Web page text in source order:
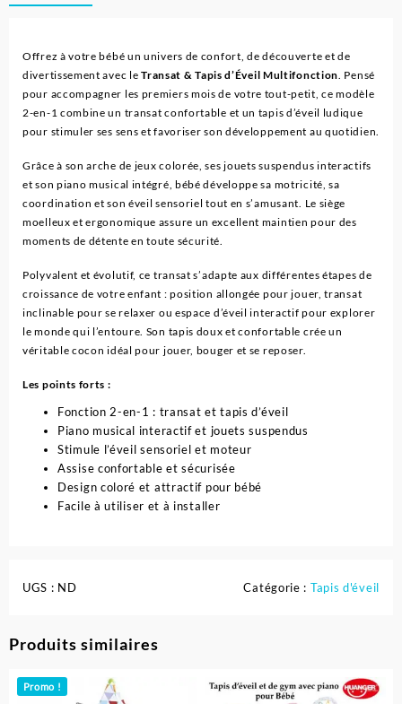
d'éveil
Offrez à votre bébé un univers de confort, de découverte et de
divertissement avec leTransat & Tapis d’Éveil Multifonction . Pensé
pour accompagner les premiers mois de votre tout-petit, ce modèle
2-en-1 combine un transat confortable et un tapis d’éveil ludique
pour stimuler ses sens et favoriser son développement au quotidien.
Grâce à son arche de jeux colorée, ses jouets suspendus interactifs
et son piano musical intégré, bébé développe sa motricité, sa
coordination et son éveil sensoriel tout en s’amusant. Le siège
moelleux et ergonomique assure un excellent maintien pour des
moments de détente en toute sécurité.
Polyvalent et évolutif, ce transat s’adapte aux différentes étapes de
croissance de votre enfant : position allongée pour jouer, transat
inclinable pour se relaxer ou espace d’éveil interactif pour explorer
le monde qui l’entoure. Son tapis doux et confortable crée un
véritable cocon idéal pour jouer, bouger et se reposer.
Les points forts :
Fonction 2-en-1 : transat et tapis d’éveil
Piano musical interactif et jouets suspendus
Stimule l’éveil sensoriel et moteur
Assise confortable et sécurisée
Design coloré et attractif pour bébé
Facile à utiliser et à installer
UGS : ND Catégorie : Tapis d'éveil
Produits similaires
Promo !